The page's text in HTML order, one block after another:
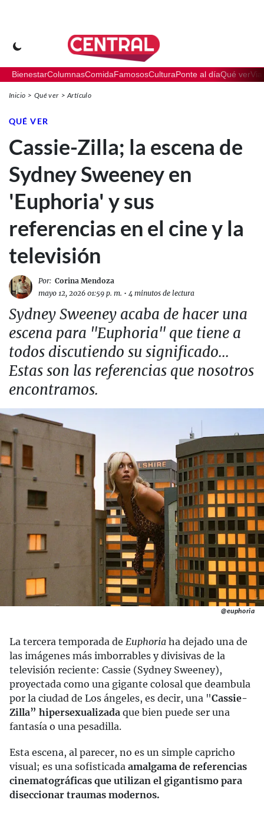
BienestarColumnasComidaFamososCulturaPonte al díaQué ver
Inicio Qué ver Artículo
QUÉ VER
Cassie-Zilla; la escena de
Sydney Sweeney en
'Euphoria' y sus
referencias en el cine y la
televisión
Por: Corina Mendoza
mayo 12, 2026 01:59 p. m. • 4 minutos de lectura
Sydney Sweeney acaba de hacer una
escena para "Euphoria" que tiene a
todos discutiendo su significado...
Estas son las referencias que nosotros
encontramos.
@euphoria
La tercera temporada de Euphoria ha dejado una de
las imágenes más imborrables y divisivas de la
televisión reciente: Cassie (Sydney Sweeney),
proyectada como una gigante colosal que deambula
por la ciudad de Los ángeles, es decir, una "Cassie-
Zilla” hipersexualizada que bien puede ser una
fantasía o una pesadilla.
Esta escena, al parecer, no es un simple capricho
visual; es una sofisticada amalgama de referencias
cinematográficas que utilizan el gigantismo para
diseccionar traumas modernos.